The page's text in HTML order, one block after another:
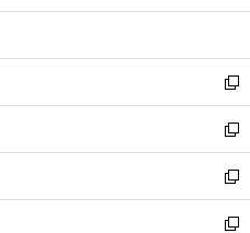
開
ウ
開
く
ン
ウ
で
開
く
ウ
ン
ド
ウ
で
開
く
新
し
い
ウ
ィ
ン
ド
新
し
い
ウ
ィ
新
し
い
新